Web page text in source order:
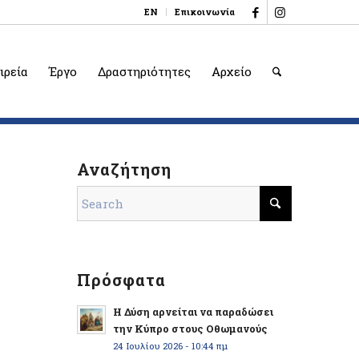
EN Επικοινωνία
Έργο Δραστηριότητες Αρχείο
Αναζήτηση
Πρόσφατα
Η Δύση αρνείται να παραδώσει
την Κύπρο στους Οθωμανούς
24 Ιουλίου 2026 - 10:44 πμ